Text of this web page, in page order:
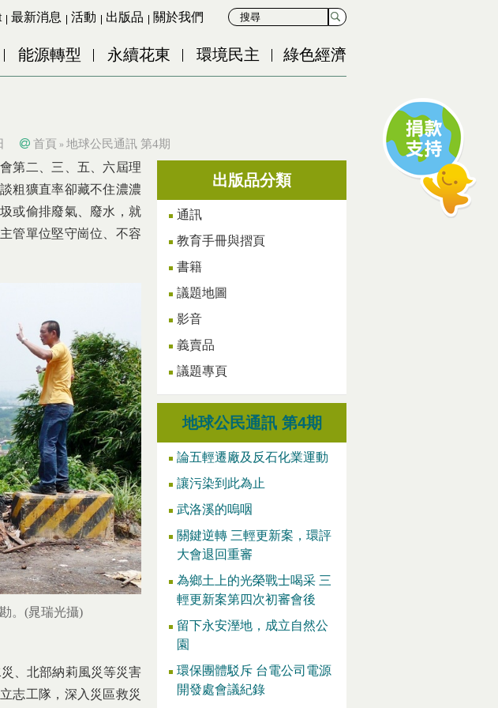
最新消息 活動 出版品 關於我們
能源轉型 永續花東 環境民主 綠色經濟
首頁 » 地球公民通訊 第4期
第二、三、五、六屆理
粗獷直率卻藏不住濃濃
或偷排廢氣、廢水，就
管單位堅守崗位、不容
。(晁瑞光攝)
、北部納莉風災等災害
志工隊，深入災區救災
出版品分類
通訊
教育手冊與摺頁
書籍
議題地圖
影音
義賣品
議題專頁
地球公民通訊 第4期
論五輕遷廠及反石化業運動
讓污染到此為止
武洛溪的嗚咽
關鍵逆轉 三輕更新案，環評
大會退回重審
為鄉土上的光榮戰士喝采 三
輕更新案第四次初審會後
留下永安溼地，成立自然公
園
環保團體駁斥 台電公司電源
開發處會議紀錄